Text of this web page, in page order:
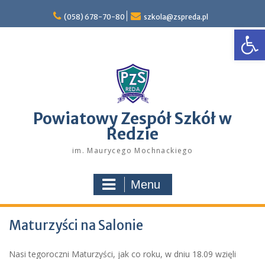
content
(058) 678-70-80 szkola@zspreda.pl
Powiatowy Zespół Szkół w
Redzie
im. Maurycego Mochnackiego
Menu
Maturzyści na Salonie
Nasi tegoroczni Maturzyści, jak co roku, w dniu 18.09 wzięli